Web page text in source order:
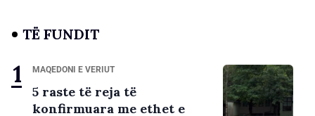
TË FUNDIT
MAQEDONI E VERIUT
5 raste të reja të
konfirmuara me ethet e